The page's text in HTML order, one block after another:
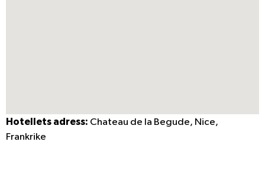
Hotellets adress: Chateau de la Begude, Nice,
Frankrike